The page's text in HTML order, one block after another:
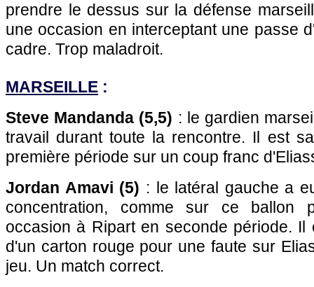
prendre le dessus sur la défense
une occasion en interceptant une passe
cadre. Trop maladroit.
MARSEILLE :
Steve Mandanda (5,5) : le gardien
travail durant toute la rencontre. Il est
première période sur un coup franc
Jordan Amavi (5) : le latéral gauche a
concentration, comme sur ce ballon
occasion à Ripart en seconde période. Il
d'un carton rouge pour une faute sur
jeu. Un match correct.